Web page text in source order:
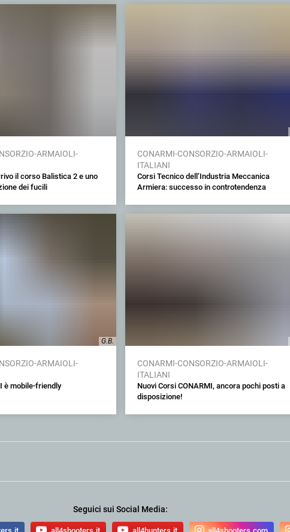
ARMAIOLI-
il corso Balistica 2 e uno
dei fucili
CONARMI-CONSORZIO-ARMAIOLI-
ITALIANI
Corsi Tecnico dell’Industria Meccanica
Armiera: successo in controtendenza
G.B.
ARMAIOLI-
è mobile-friendly
CONARMI-CONSORZIO-ARMAIOLI-
ITALIANI
Nuovi Corsi CONARMI, ancora pochi posti a
disposizione!
Seguici sui Social Media:
all4shooters.it all4hunters.it all4shooters.com